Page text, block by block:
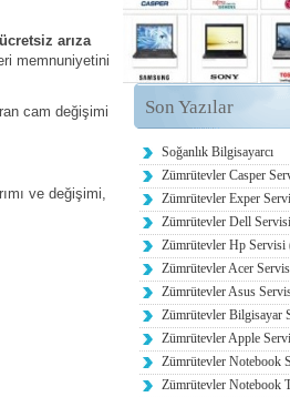
ücretsiz arıza
memnuniyetini
cam değişimi
ve değişimi,
Son Yazılar
Soğanlık Bilgisayarcı
Zümrütevler Casper
Zümrütevler Exper
Zümrütevler Dell
Zümrütevler Hp Servisi
Zümrütevler Acer
Zümrütevler Asus
Zümrütevler Bilgisayar
Zümrütevler Apple
Zümrütevler Notebook
Zümrütevler Notebook